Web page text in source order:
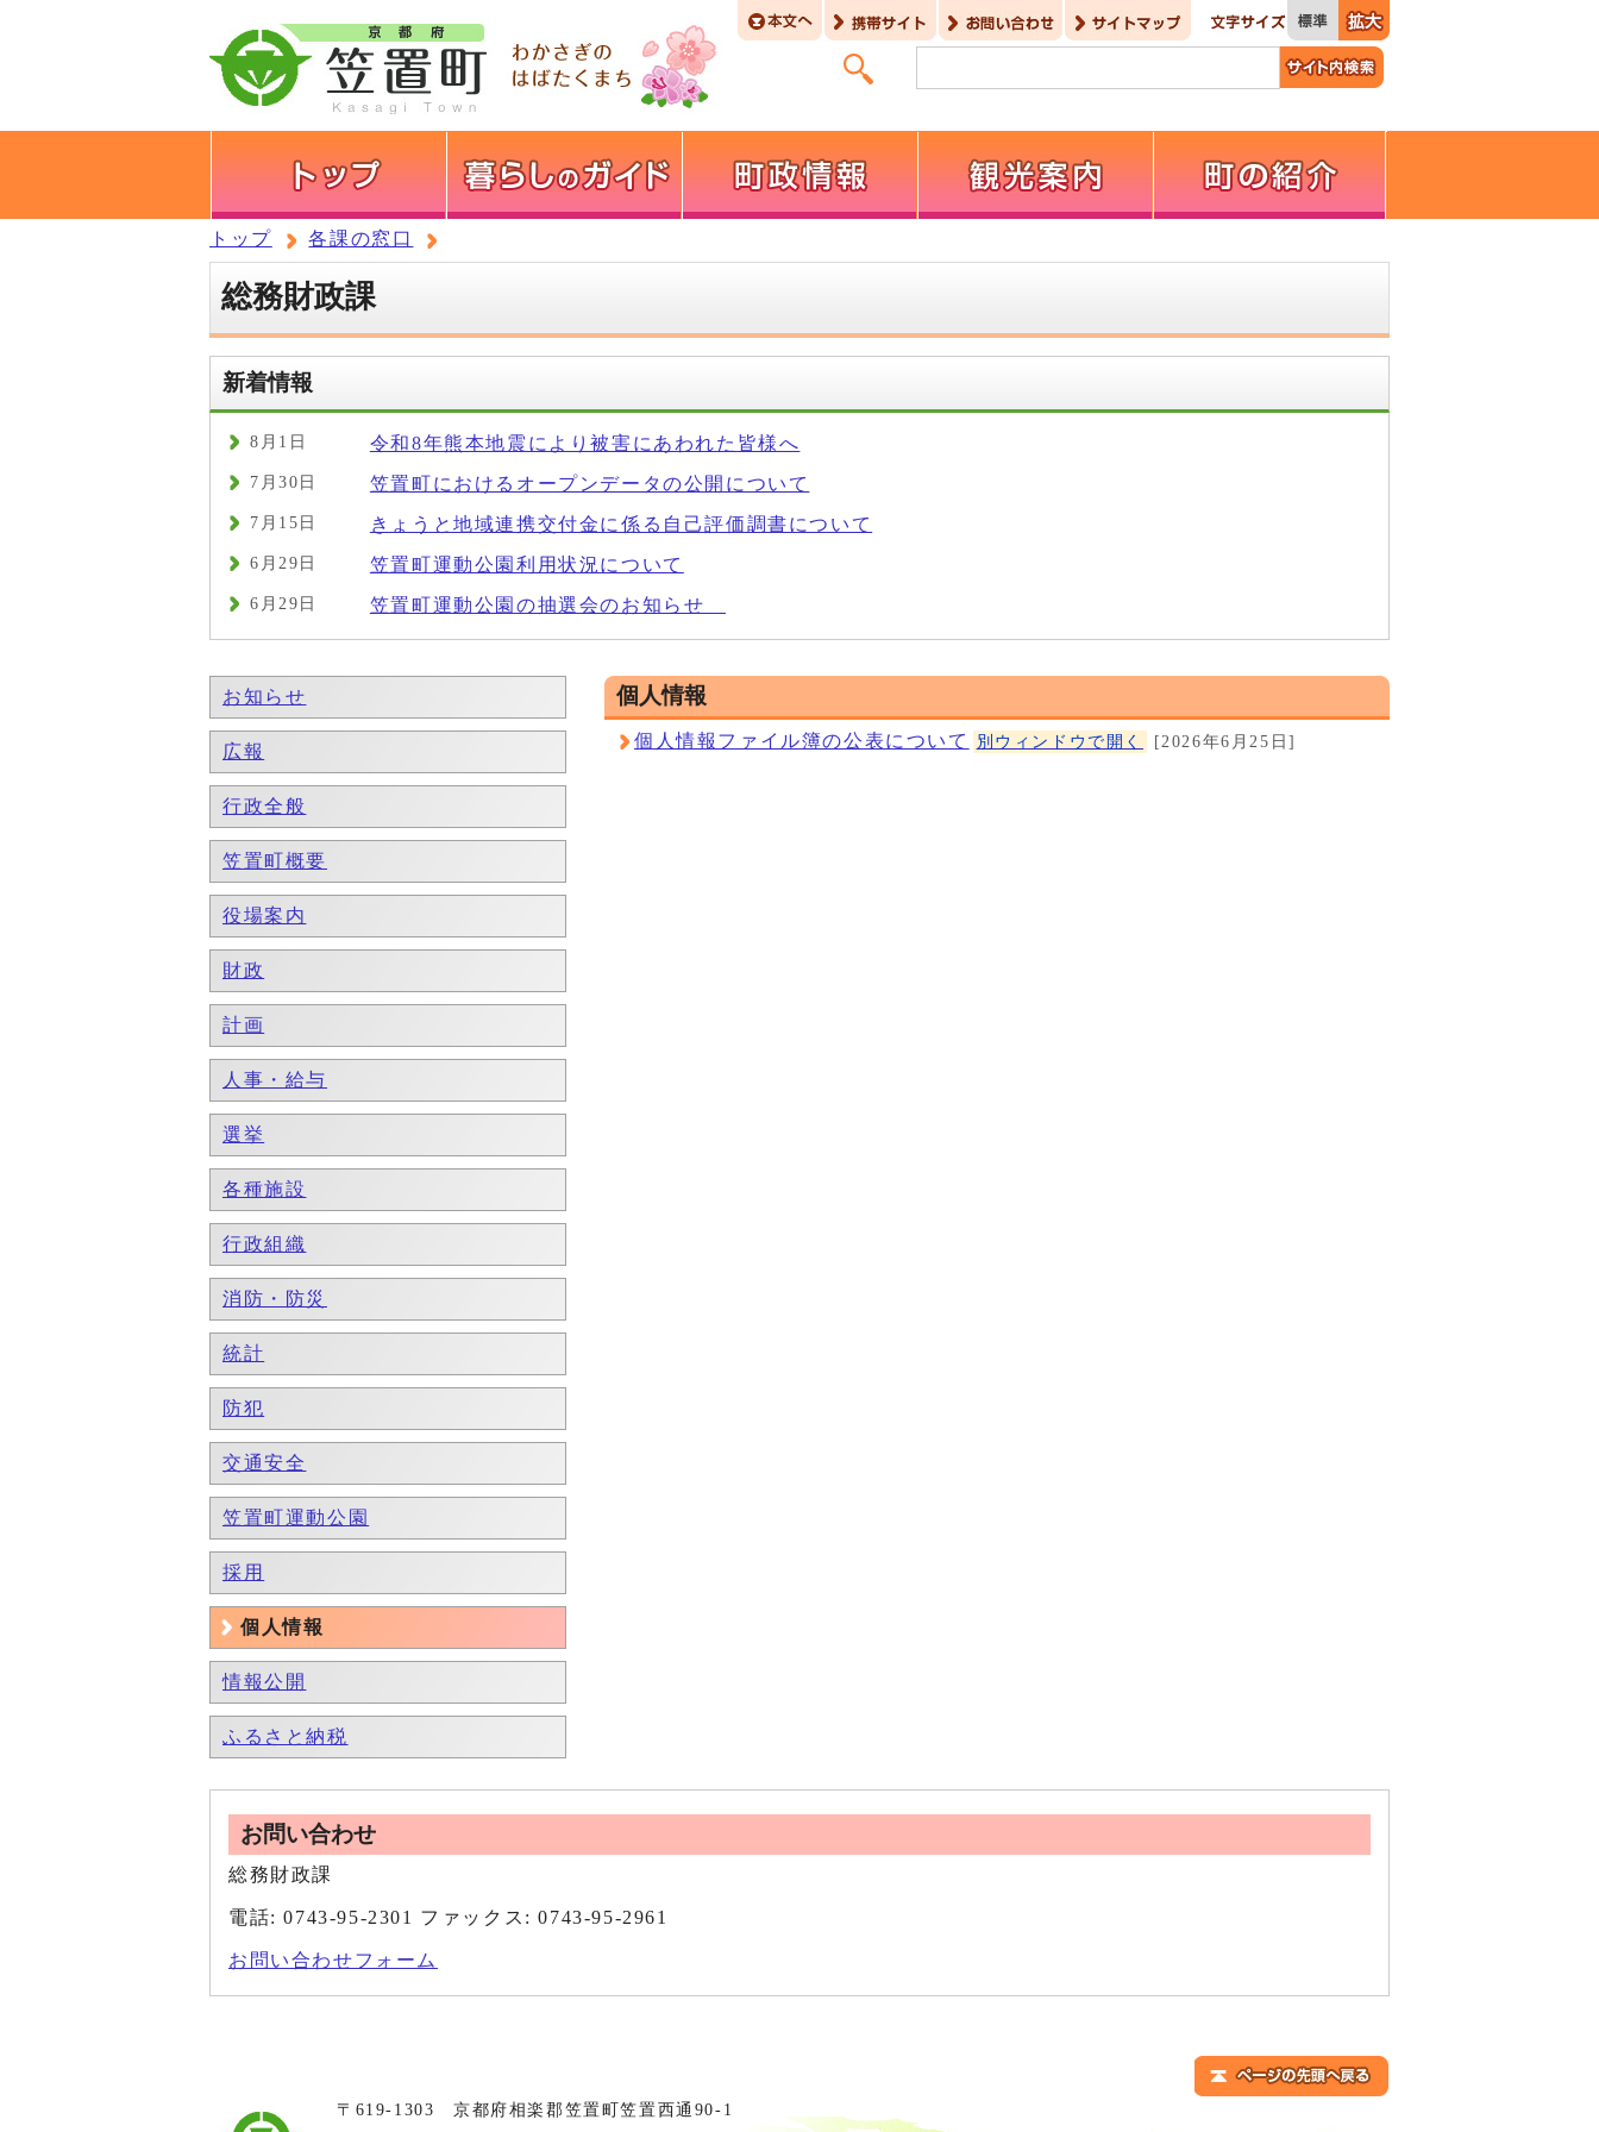
トップ 各課の窓口
総務財政課
新着情報
8月1日 令和8年熊本地震により被害にあわれた皆様へ
7月30日 笠置町におけるオープンデータの公開について
7月15日 きょうと地域連携交付金に係る自己評価調書について
6月29日 笠置町運動公園利用状況について
6月29日 笠置町運動公園の抽選会のお知らせ
お知らせ
広報
行政全般
笠置町概要
役場案内
財政
計画
人事・給与
選挙
各種施設
行政組織
消防・防災
統計
防犯
交通安全
笠置町運動公園
採用
個人情報
情報公開
ふるさと納税
個人情報
個人情報ファイル簿の公表について 別ウィンドウで開く [2026年6月25日]
お問い合わせ
総務財政課
電話: 0743-95-2301 ファックス: 0743-95-2961
お問い合わせフォーム
〒619-1303 京都府相楽郡笠置町笠置西通90-1